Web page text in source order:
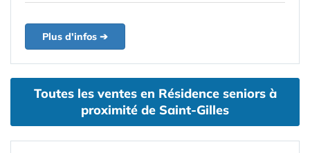
Plus d'infos ➔
Toutes les ventes en Résidence seniors à
proximité de Saint-Gilles